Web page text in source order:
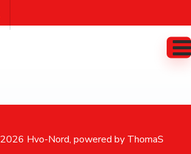
Hvo-Nord, powered by ThomaS